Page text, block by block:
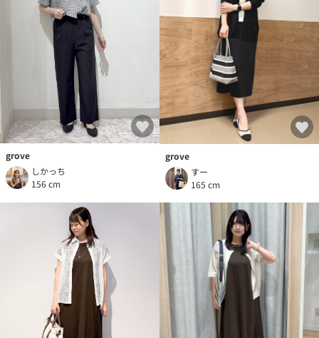
grove
しかっち
156 cm
grove
すー
165 cm